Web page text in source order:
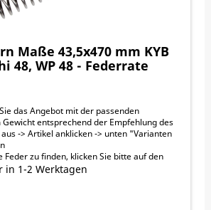
Maße 43,5x470 mm KYB
48, WP 48 - Federrate
das Angebot mit der passenden
entsprechend der Empfehlung des
-> Artikel anklicken -> unten "Varianten
Feder zu finden, klicken Sie bitte auf den
(Bike + Fahrergewicht)“ in der
zu den Angeboten
1-2 Werktagen